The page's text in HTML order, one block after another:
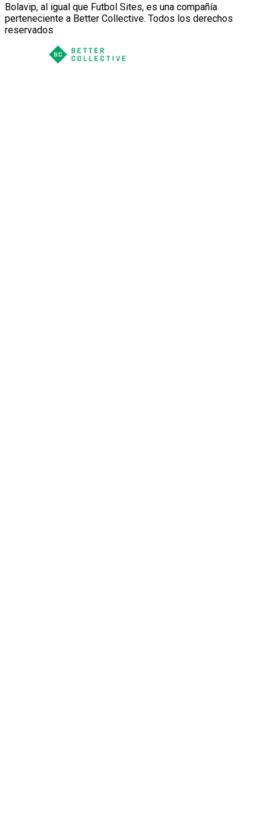
Bolavip, al igual que Futbol Sites, es una compañía
perteneciente a Better Collective. Todos los derechos
reservados